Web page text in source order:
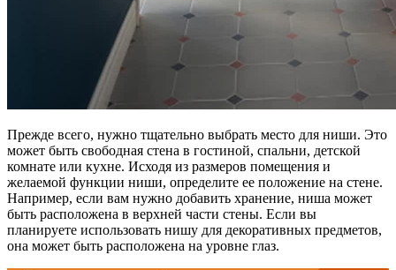
Прежде всего, нужно тщательно выбрать место для ниши. Это
может быть свободная стена в гостиной, спальни, детской
комнате или кухне. Исходя из размеров помещения и
желаемой функции ниши, определите ее положение на стене.
Например, если вам нужно добавить хранение, ниша может
быть расположена в верхней части стены. Если вы
планируете использовать нишу для декоративных предметов,
она может быть расположена на уровне глаз.